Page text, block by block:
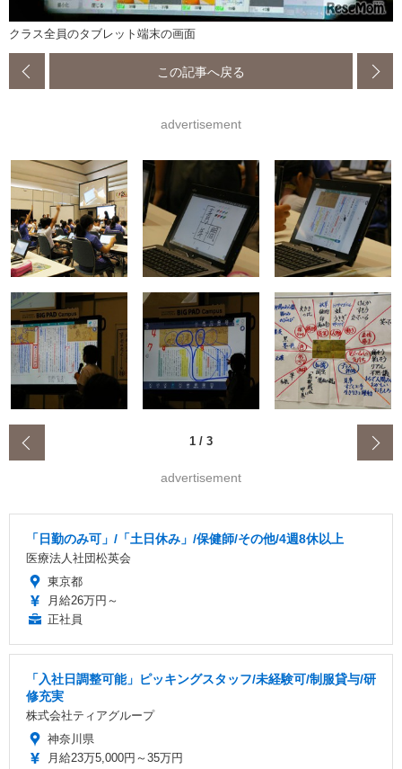
クラス全員のタブレット端末の画面
この記事へ戻る
advertisement
1 / 3
advertisement
「日勤のみ可」/「土日休み」/保健師/その他/4週8休以上
医療法人社団松英会
東京都
月給26万円～
正社員
「入社日調整可能」ピッキングスタッフ/未経験可/制服貸与/研
修充実
株式会社ティアグループ
神奈川県
月給23万5,000円～35万円